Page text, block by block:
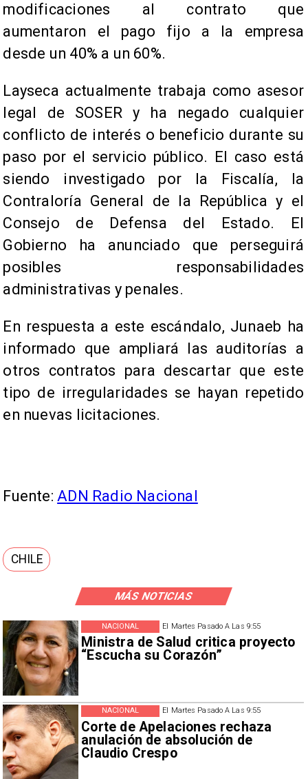
MÁS NOTICIAS
El Martes Pasado A Las 9:55
Ministra de Salud critica proyecto
“Escucha su Corazón”
NACIONAL
El Martes Pasado A Las 9:55
Corte de Apelaciones rechaza
anulación de absolución de
Claudio Crespo
NACIONAL
modificaciones al contrato que
aumentaron el pago fijo a la empresa
desde un 40% a un 60%.
Layseca actualmente trabaja como asesor
legal de SOSER y ha negado cualquier
conflicto de interés o beneficio durante su
paso por el servicio público. El caso está
siendo investigado por la Fiscalía, la
Contraloría General de la República y el
Consejo de Defensa del Estado. El
Gobierno ha anunciado que perseguirá
posibles responsabilidades
administrativas y penales.
En respuesta a este escándalo, Junaeb ha
informado que ampliará las auditorías a
otros contratos para descartar que este
tipo de irregularidades se hayan repetido
en nuevas licitaciones.
Fuente: ADN Radio Nacional
CHILE